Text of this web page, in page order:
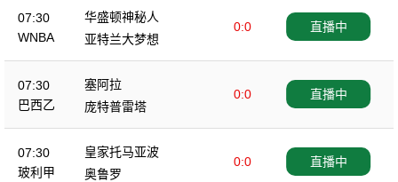
07:30
WNBA
华盛顿神秘人
0:0
亚特兰大梦想
直播中
07:30
巴西乙
塞阿拉
0:0
庞特普雷塔
直播中
07:30
玻利甲
皇家托马亚波
0:0
奥鲁罗
直播中